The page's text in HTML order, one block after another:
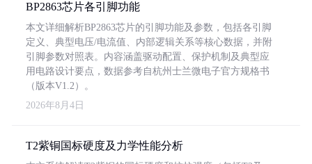
BP2863芯片各引脚功能
本文详细解析BP2863芯片的引脚功能及参数，包括各引脚
定义、典型电压/电流值、内部逻辑关系等核心数据，并附
引脚参数对照表。内容涵盖驱动配置、保护机制及典型应
用电路设计要点，数据参考自杭州士兰微电子官方规格书
（版本V1.2）。
2026年8月4日
T2紫铜国标硬度及力学性能分析